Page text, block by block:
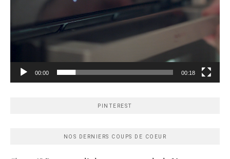
00:00 00:18
PINTEREST
NOS DERNIERS COUPS DE COEUR